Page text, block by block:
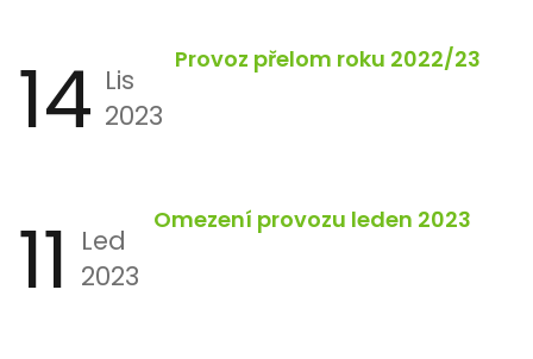
14 Lis
2023
Provoz přelom roku 2022/23
11
Led
2023
Omezení provozu leden 2023